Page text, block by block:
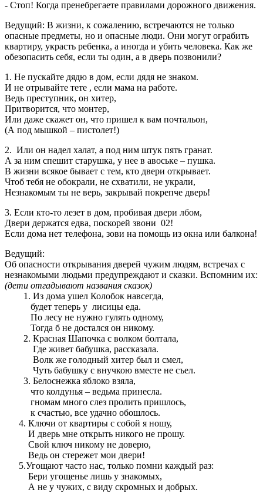
- Стоп! Когда пренебрегаете правилами дорожного движения.
Ведущий: В жизни, к сожалению, встречаются не только
опасные предметы, но и опасные люди. Они могут ограбить
квартиру, украсть ребенка, а иногда и убить человека. Как же
обезопасить себя, если ты один, а в дверь позвонили?
1. Не пускайте дядю в дом, если дядя не знаком.
И не отрывайте тете , если мама на работе.
Ведь преступник, он хитер,
Притворится, что монтер,
Или даже скажет он, что пришел к вам почтальон,
(А под мышкой – пистолет!)
2. Или он надел халат, а под ним штук пять гранат.
А за ним спешит старушка, у нее в авоське – пушка.
В жизни всякое бывает с тем, кто двери открывает.
Чтоб тебя не обокрали, не схватили, не украли,
Незнакомым ты не верь, закрывай покрепче дверь!
3. Если кто-то лезет в дом, пробивая двери лбом,
Двери держатся едва, поскорей звони 02!
Если дома нет телефона, зови на помощь из окна или балкона!
Ведущий:
Об опасности открывания дверей чужим людям, встречах с
незнакомыми людьми предупреждают и сказки. Вспомним их:
(дети отгадывают названия сказок)
Из дома ушел Колобок навсегда,
будет теперь у лисицы еда.
По лесу не нужно гулять одному,
Тогда б не достался он никому.
Красная Шапочка с волком болтала,
Где живет бабушка, рассказала.
Волк же голодный хитер был и смел,
Чуть бабушку с внучкою вместе не съел.
Белоснежка яблоко взяла,
что колдунья – ведьма принесла.
гномам много слез пролить пришлось,
к счастью, все удачно обошлось.
4. Ключи от квартиры с собой я ношу,
И дверь мне открыть никого не прошу.
Свой ключ никому не доверю,
Ведь он стережет мои двери!
5.Угощают часто нас, только помни каждый раз:
Бери угощенье лишь у знакомых,
А не у чужих, с виду скромных и добрых.